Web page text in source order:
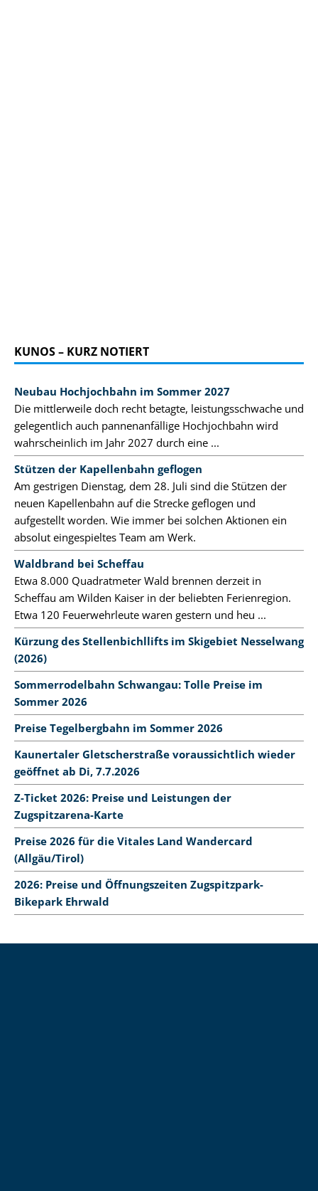
KUNOS – KURZ NOTIERT
Neubau Hochjochbahn im Sommer 2027
Die mittlerweile doch recht betagte, leistungsschwache und
gelegentlich auch pannenanfällige Hochjochbahn wird
wahrscheinlich im Jahr 2027 durch eine ...
Stützen der Kapellenbahn geflogen
Am gestrigen Dienstag, dem 28. Juli sind die Stützen der
neuen Kapellenbahn auf die Strecke geflogen und
aufgestellt worden. Wie immer bei solchen Aktionen ein
absolut eingespieltes Team am Werk.
Waldbrand bei Scheffau
Etwa 8.000 Quadratmeter Wald brennen derzeit in
Scheffau am Wilden Kaiser in der beliebten Ferienregion.
Etwa 120 Feuerwehrleute waren gestern und heu ...
Kürzung des Stellenbichllifts im Skigebiet Nesselwang
(2026)
Sommerrodelbahn Schwangau: Tolle Preise im
Sommer 2026
Preise Tegelbergbahn im Sommer 2026
Kaunertaler Gletscherstraße voraussichtlich wieder
geöffnet ab Di, 7.7.2026
Z-Ticket 2026: Preise und Leistungen der
Zugspitzarena-Karte
Preise 2026 für die Vitales Land Wandercard
(Allgäu/Tirol)
2026: Preise und Öffnungszeiten Zugspitzpark-
Bikepark Ehrwald